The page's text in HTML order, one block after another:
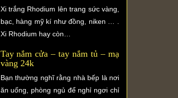
Xi trắng Rhodium lên trang sức vàng,
bạc, hàng mỹ kí như đồng, niken … .
Xi Rhodium hay còn…
Tay nắm cửa – tay nắm tủ – mạ
vàng 24k
Bạn thường nghĩ rằng nhà bếp là nơi
ăn uống, phòng ngủ để nghỉ ngơi chỉ